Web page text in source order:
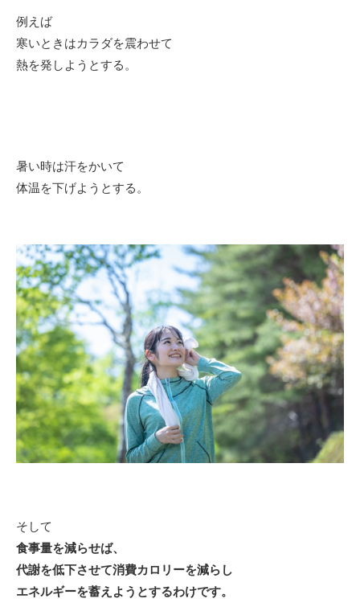
例えば
寒いときはカラダを震わせて
熱を発しようとする。
暑い時は汗をかいて
体温を下げようとする。
そして
食事量を減らせば、
代謝を低下させて消費カロリーを減らし
エネルギーを蓄えようとするわけです。